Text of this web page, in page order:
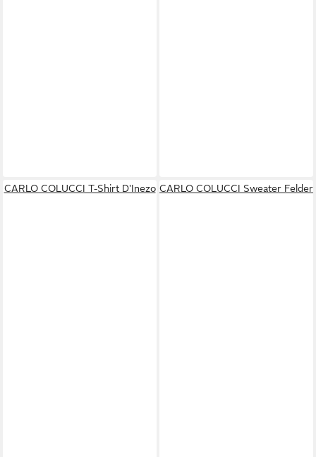
CARLO COLUCCI T-Shirt D'Inezo CARLO COLUCCI Sweater Felder